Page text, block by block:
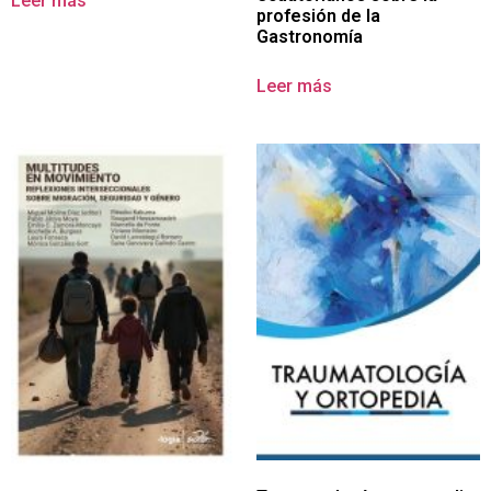
profesión de la
Gastronomía
Leer más